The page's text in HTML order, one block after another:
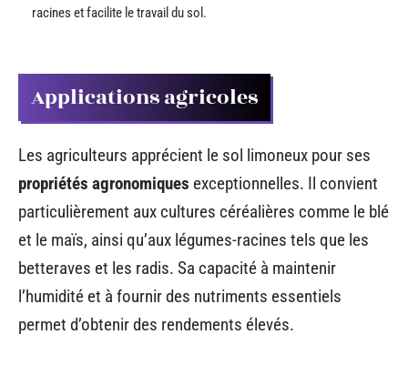
racines et facilite le travail du sol.
Applications agricoles
Les agriculteurs apprécient le sol limoneux pour ses
propriétés agronomiques exceptionnelles. Il convient
particulièrement aux cultures céréalières comme le blé
et le maïs, ainsi qu’aux légumes-racines tels que les
betteraves et les radis. Sa capacité à maintenir
l’humidité et à fournir des nutriments essentiels
permet d’obtenir des rendements élevés.